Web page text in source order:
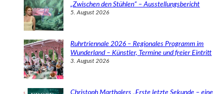
„Zwischen den Stühlen“ – Ausstellungsbericht
5. August 2026
Ruhrtriennale 2026 – Regionales Programm im
Wunderland – Künstler, Termine und freier Eintritt
3. August 2026
Christoph Marthalers „Erste letzte Sekunde – eine